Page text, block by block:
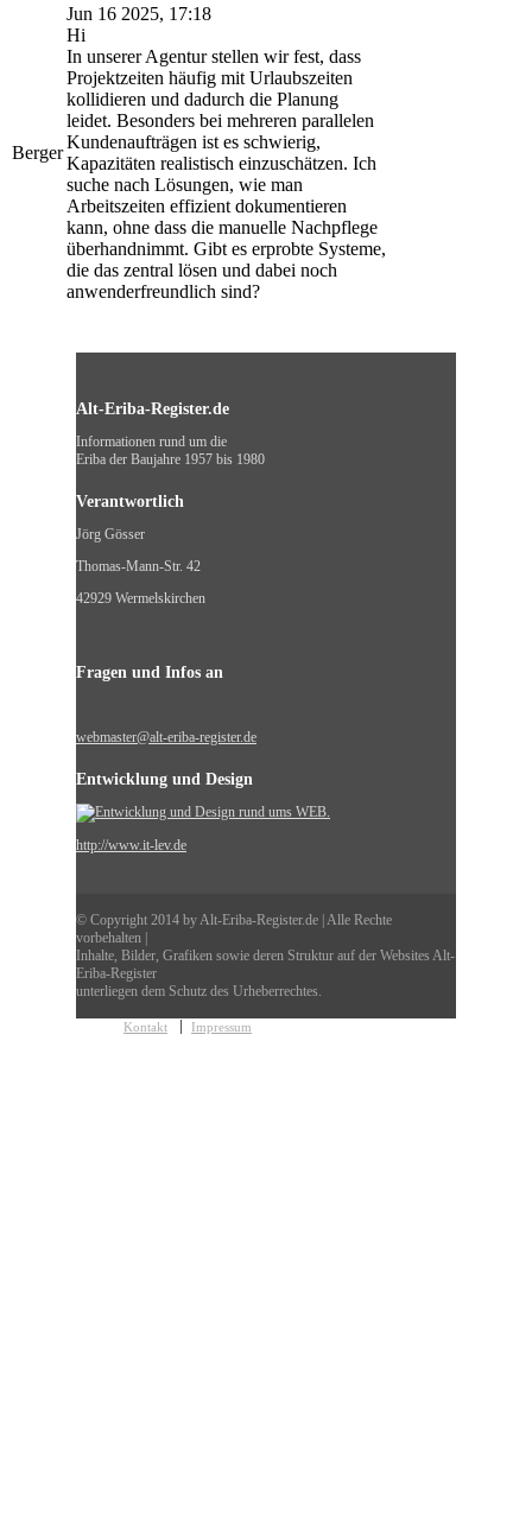
Berger
Jun 16 2025, 17:18
Hi
In unserer Agentur stellen wir fest, dass
Projektzeiten häufig mit Urlaubszeiten
kollidieren und dadurch die Planung
leidet. Besonders bei mehreren parallelen
Kundenaufträgen ist es schwierig,
Kapazitäten realistisch einzuschätzen. Ich
suche nach Lösungen, wie man
Arbeitszeiten effizient dokumentieren
kann, ohne dass die manuelle Nachpflege
überhandnimmt. Gibt es erprobte Systeme,
die das zentral lösen und dabei noch
anwenderfreundlich sind?
Alt-Eriba-Register.de
Informationen rund um die
Eriba der Baujahre 1957 bis 1980
Verantwortlich
Jörg Gösser
Thomas-Mann-Str. 42
42929 Wermelskirchen
Fragen und Infos an
webmaster@alt-eriba-register.de
Entwicklung und Design
http://www.it-lev.de
© Copyright 2014 by Alt-Eriba-Register.de | Alle Rechte
vorbehalten |
Inhalte, Bilder, Grafiken sowie deren Struktur auf der Websites Alt-
Eriba-Register
unterliegen dem Schutz des Urheberrechtes.
Kontakt Impressum